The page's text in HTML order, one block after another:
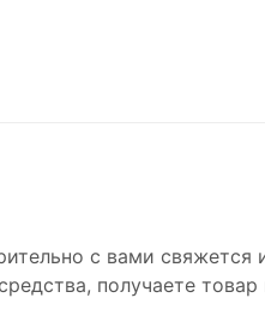
с вами свяжется
получаете товар